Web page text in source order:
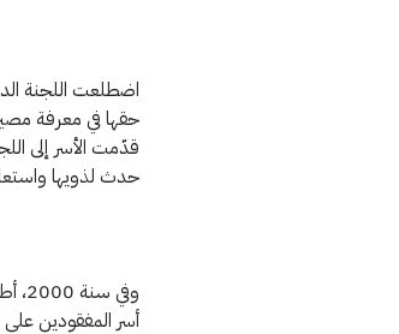
حقها في معرفة مصير
حدث لذويها
وفي
أسر المفقودين على